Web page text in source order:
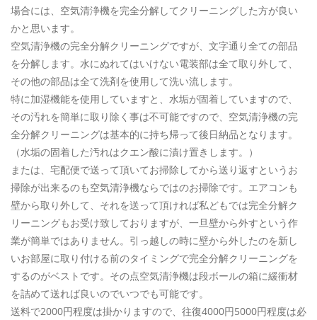
メールでのご予約
RESERVE
場合には、空気清浄機を完全分解してクリーニングした方が良い
かと思います。
空気清浄機の完全分解クリーニングですが、文字通り全ての部品
を分解します。水にぬれてはいけない電装部は全て取り外して、
その他の部品は全て洗剤を使用して洗い流します。
特に加湿機能を使用していますと、水垢が固着していますので、
その汚れを簡単に取り除く事は不可能ですので、空気清浄機の完
全分解クリーニングは基本的に持ち帰って後日納品となります。
（水垢の固着した汚れはクエン酸に漬け置きします。）
または、宅配便で送って頂いてお掃除してから送り返すというお
掃除が出来るのも空気清浄機ならではのお掃除です。エアコンも
壁から取り外して、それを送って頂ければ私どもでは完全分解ク
リーニングもお受け致しておりますが、一旦壁から外すという作
業が簡単ではありません。引っ越しの時に壁から外したのを新し
いお部屋に取り付ける前のタイミングで完全分解クリーニングを
するのがベストです。その点空気清浄機は段ボールの箱に緩衝材
を詰めて送れば良いのでいつでも可能です。
送料で2000円程度は掛かりますので、往復4000円5000円程度は必